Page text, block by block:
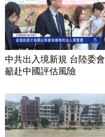
中共出入境新規 台陸委會
籲赴中國評估風險